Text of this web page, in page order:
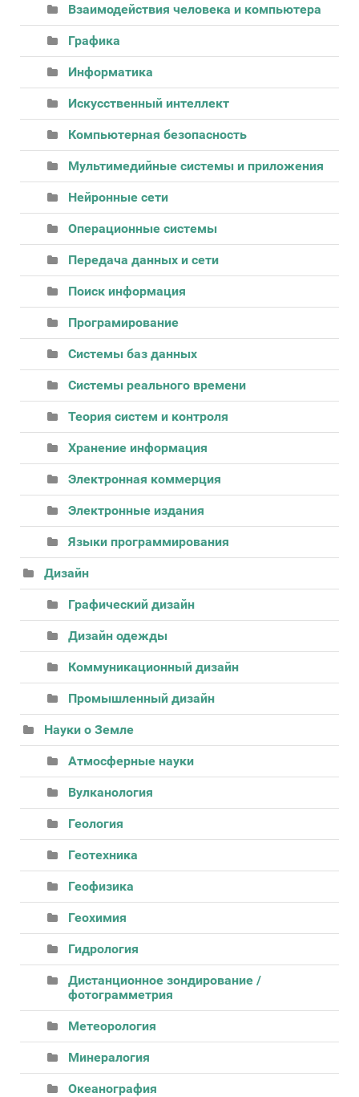
Взаимодействия человека и компьютера
Графика
Информатика
Искусственный интеллект
Компьютерная безопасность
Мультимедийные системы и приложения
Нейронные сети
Операционные системы
Передача данных и сети
Поиск информация
Програмирование
Системы баз данных
Системы реального времени
Теория систем и контроля
Хранение информация
Электронная коммерция
Электронные издания
Языки программирования
Дизайн
Графический дизайн
Дизайн одежды
Коммуникационный дизайн
Промышленный дизайн
Науки о Земле
Атмосферные науки
Вулканология
Геология
Геотехника
Геофизика
Геохимия
Гидрология
Дистанционное зондирование /
фотограмметрия
Метеорология
Минералогия
Океанография